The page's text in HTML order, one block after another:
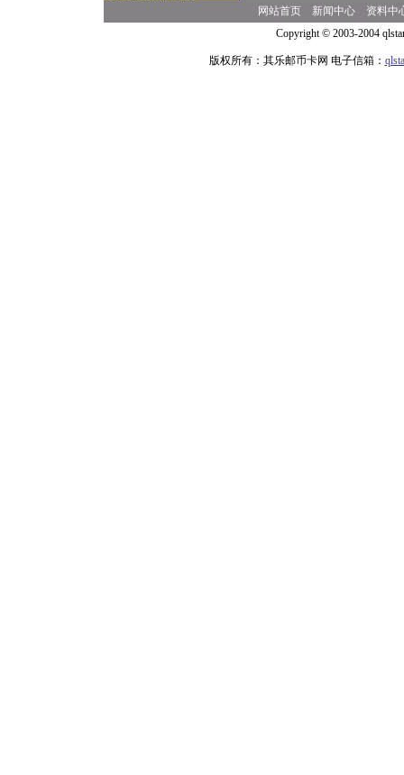
网站首页 新闻中心
资料中
Copyright © 2003-2004
版权所有：其乐邮币卡网 电子信箱：